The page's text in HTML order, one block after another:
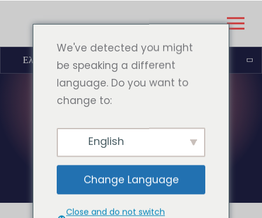
Ελληνικά
ΕΠΙΚΟΙΝΩΝΊΑ
We've detected you might
be speaking a different
language. Do you want to
change to:
English
Change Language
Close and do not switch